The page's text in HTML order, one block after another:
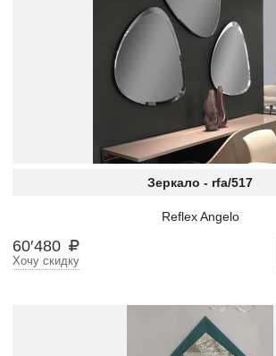
Зеркало - rfa/517
Reflex Angelo
60′480
Хочу скидку